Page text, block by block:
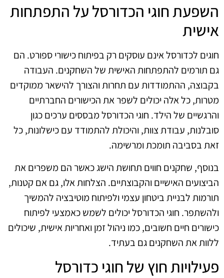
השפעת חוגי הכדורסל על התפתחות
אישית
חוגים לכדורסל אינם עוסקים רק בפיתוח כישורי ספורט. הם
גם תורמים להתפתחות האישית של השחקנים. העבודה
בקבוצה, ההתמודדות עם תחרות והצורך להישאר ממוקדים
מטרות, כל אלה יכולים לשפר את הכישורים החברתיים
והרגשיים של הילד. חוגי הכדורסל מבססים ערכים כגון
סובלנות, עבודת צוות, והיכולת להתמודד עם כישלונות, כל
זאת בסביבה תומכת ומרשימה.
בנוסף, שחקנים חווים תחושת הישג כאשר הם משפרים את
הביצועים האישיים והקבוצתיים. הצלחות אלו, גם אם קטנות,
תורמות לבניית ביטחון עצמי ולפיתוח מוטיבציה להמשיך
ולהשתפר. חוגי הכדורסל יכולים לשמש כאמצעי לפיתוח
כישורים חיים חשובים, כמו ניהול זמן ואחריות אישית, שיכולים
ללוות את השחקנים גם בעתיד.
פעילויות חוץ של חוגי כדורסל